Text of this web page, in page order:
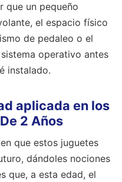
que un pequeño
el espacio físico
de pedaleo o el
operativo antes
instalado.
aplicada en los
2 Años
que estos juguetes
dándoles nociones
que, a esta edad, el